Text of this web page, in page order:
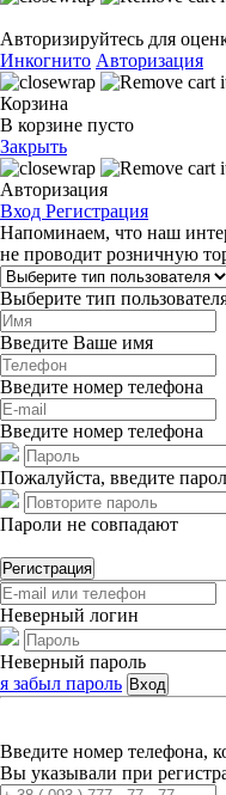
Авторизируйтесь для
Инкогнито Авторизация
Корзина
В корзине пусто
Закрыть
Авторизация
Вход Регистрация
Напоминаем, что наш
не проводит розничную
Выберите тип
Введите Ваше имя
Введите номер телефона
Введите номер телефона
Пожалуйста, введите
Пароли не совпадают
Регистрация
Неверный логин
Неверный пароль
я забыл пароль Вход
Введите номер телефона,
Вы указывали при